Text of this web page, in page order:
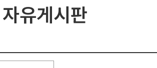
자유게시판